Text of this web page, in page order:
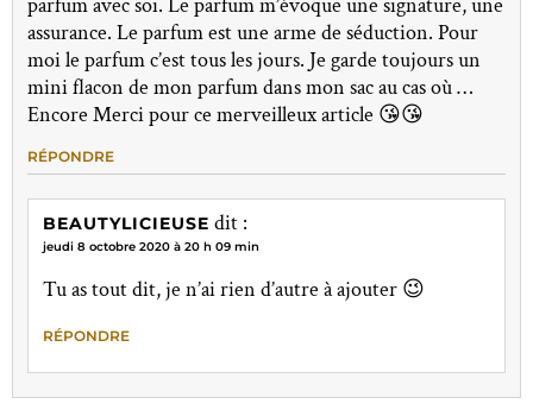
assurance. Le parfum est une arme de séduction. Pour
moi le parfum c’est tous les jours. Je garde toujours un
mini flacon de mon parfum dans mon sac au cas où …
Encore Merci pour ce merveilleux article 😘😘
RÉPONDRE
BEAUTYLICIEUSE dit :
jeudi 8 octobre 2020 à 20 h 09 min
Tu as tout dit, je n’ai rien d’autre à ajouter 😉
RÉPONDRE